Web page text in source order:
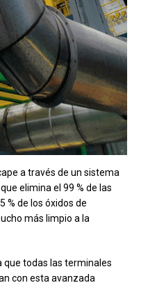
a través de un sistema
elimina el 99 % de las
% de los óxidos de
más limpio a la
que todas las terminales
con esta avanzada